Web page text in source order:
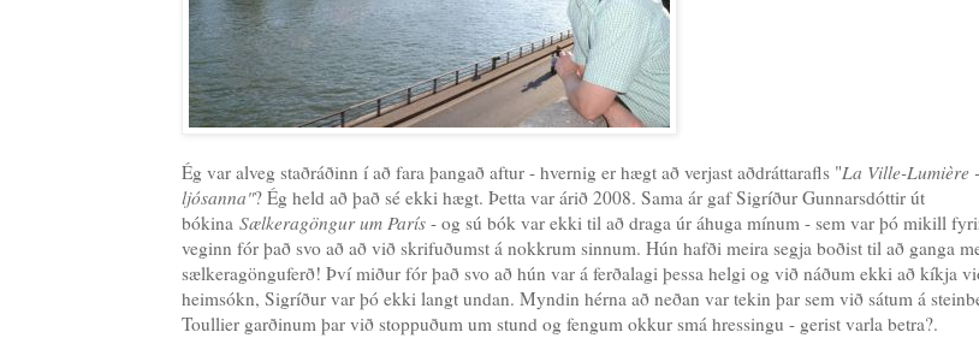
Ég var alveg staðráðinn í að fara þangað aftur - hvernig er hægt að verjast aðdráttarafls "La Ville-Lumière
ljósanna"? Ég held að það sé ekki hægt. Þetta var árið 2008. Sama ár gaf Sigríður Gunnarsdóttir út
bókina Sælkeragöngur um París - og sú bók var ekki til að draga úr áhuga mínum - sem var þó mikill
veginn fór það svo að að við skrifuðumst á nokkrum sinnum. Hún hafði meira segja boðist til að ganga
sælkeragönguferð! Því miður fór það svo að hún var á ferðalagi þessa helgi og við náðum ekki að kíkja
heimsókn, Sigríður var þó ekki langt undan. Myndin hérna að neðan var tekin þar sem við sátum á
Toullier garðinum þar við stoppuðum um stund og fengum okkur smá hressingu - gerist varla betra?.